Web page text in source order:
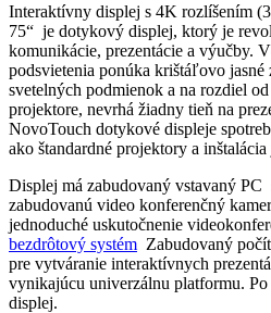
Interaktívny displej s 4K rozlíšením
75“ je dotykový displej, ktorý je
komunikácie, prezentácie a výučby.
podsvietenia ponúka krištáľovo jasné
svetelných podmienok a na rozdiel
projektore, nevrhá žiadny tieň na
NovoTouch dotykové displeje
ako štandardné projektory a
Displej má zabudovaný vstavaný PC
zabudovanú video konferenčný
jednoduché uskutočnenie
bezdrôtový systém Zabudovaný
pre vytváranie interaktívnych
vynikajúcu univerzálnu platformu. Po
displej.